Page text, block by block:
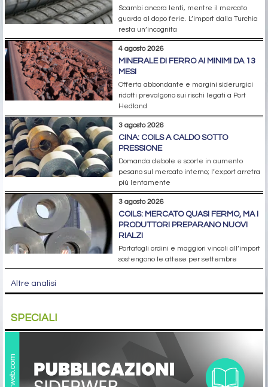
Scambi ancora lenti, mentre il mercato
guarda al dopo ferie. L’import dalla Turchia
resta un’incognita
4 agosto 2026
MINERALE DI FERRO AI MINIMI DA 13
MESI
Offerta abbondante e margini siderurgici
ridotti prevalgono sui rischi legati a Port
Hedland
3 agosto 2026
CINA: COILS A CALDO SOTTO
PRESSIONE
Domanda debole e scorte in aumento
pesano sul mercato interno; l’export arretra
più lentamente
3 agosto 2026
COILS: MERCATO QUASI FERMO, MA I
PRODUTTORI PREPARANO NUOVI
RIALZI
Portafogli ordini e maggiori vincoli all’import
sostengono le attese per settembre
Altre analisi
SPECIALI